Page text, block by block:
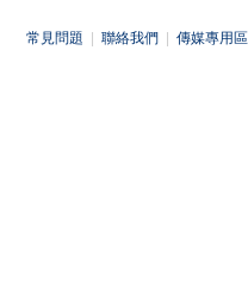
常見問題 聯絡我們 傳媒專用區